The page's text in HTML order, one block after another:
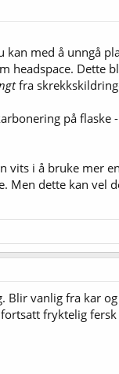
med å unngå
headspace.
fra
på
i å bruke mer
dette kan vel
vanlig fra kar
fryktelig